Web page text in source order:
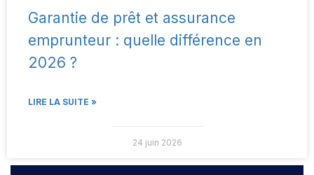
Garantie de prêt et assurance
emprunteur : quelle différence en
2026 ?
LIRE LA SUITE »
24 juin 2026